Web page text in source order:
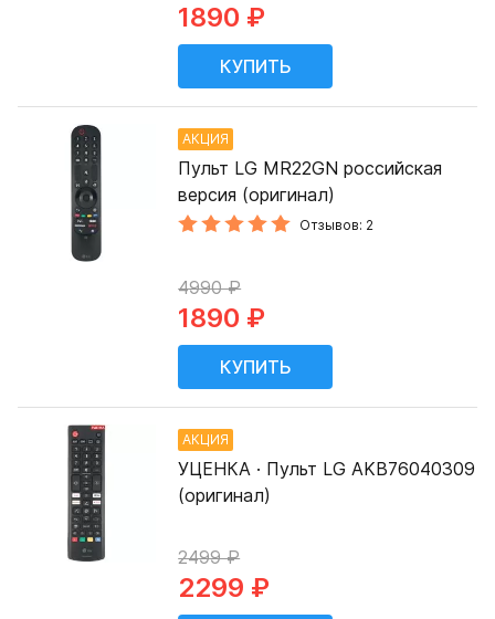
1890 ₽
АКЦИЯ
Пульт LG MR22GN российская
версия (оригинал)
Отзывов: 2
4990 ₽
1890 ₽
АКЦИЯ
УЦЕНКА · Пульт LG AKB76040309
(оригинал)
2499 ₽
2299 ₽